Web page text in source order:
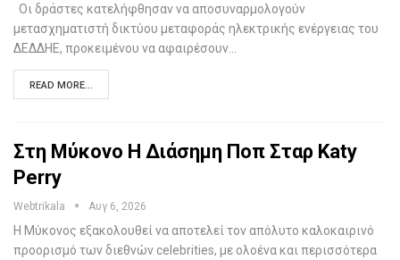
Οι δράστες κατελήφθησαν να αποσυναρμολογούν
μετασχηματιστή δικτύου μεταφοράς ηλεκτρικής ενέργειας του
ΔΕΔΔΗΕ, προκειμένου να αφαιρέσουν…
READ MORE...
Στη Μύκονο Η Διάσημη Ποπ Σταρ Katy
Perry
Webtrikala Αυγ 6, 2026
Η Μύκονος εξακολουθεί να αποτελεί τον απόλυτο καλοκαιρινό
προορισμό των διεθνών celebrities, με ολοένα και περισσότερα